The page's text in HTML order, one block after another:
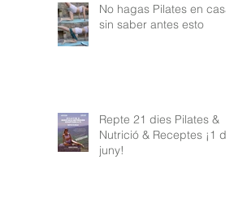
No hagas Pilates en casa
sin saber antes esto
Repte 21 dies Pilates &
Nutrició & Receptes ¡1 de
juny!